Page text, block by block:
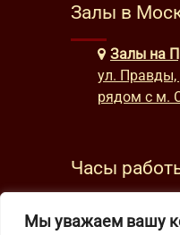
Мы уважаем вашу
Залы в
Залы на
ул. Правды,
рядом с м.
Часы